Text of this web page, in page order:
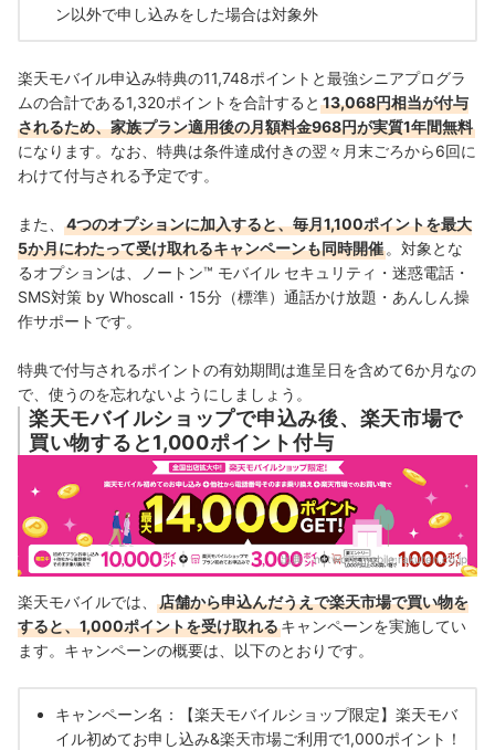
ン以外で申し込みをした場合は対象外
楽天モバイル申込み特典の11,748ポイントと最強シニアプログラ
ムの合計である1,320ポイントを合計すると 13,068円相当が付与
されるため、家族プラン適用後の月額料金968円が実質1年間無料
になります。なお、特典は条件達成付きの翌々月末ごろから6回に
わけて付与される予定です。
また、
4つのオプションに加入すると、毎月1,100ポイントを最大
5か月にわたって受け取れるキャンペーンも同時開催 。対象とな
るオプションは、ノートン™ モバイル セキュリティ・迷惑電話・
SMS対策 by Whoscall・15分（標準）通話かけ放題・あんしん操
作サポートです。
特典で付与されるポイントの有効期間は進呈日を含めて6か月なの
で、使うのを忘れないようにしましょう。
楽天モバイルショップで申込み後、楽天市場で
買い物すると1,000ポイント付与
出典：network.mobile.rakuten.co.jp
楽天モバイルでは、
店舗から申込んだうえで楽天市場で買い物を
すると、1,000ポイントを受け取れるキャンペーンを実施してい
ます。キャンペーンの概要は、以下のとおりです。
キャンペーン名：【楽天モバイルショップ限定】楽天モバ
イル初めてお申し込み&楽天市場ご利用で1,000ポイント！